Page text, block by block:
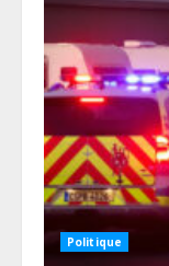
Politique